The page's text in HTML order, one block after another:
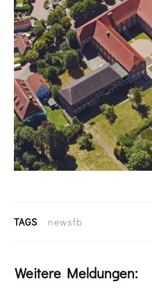
TAGS newsfb
Weitere Meldungen: